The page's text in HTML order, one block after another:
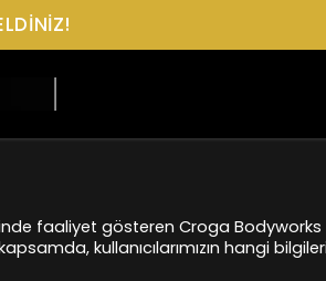
faaliyet gösteren Croga
kullanıcılarımızın hangi